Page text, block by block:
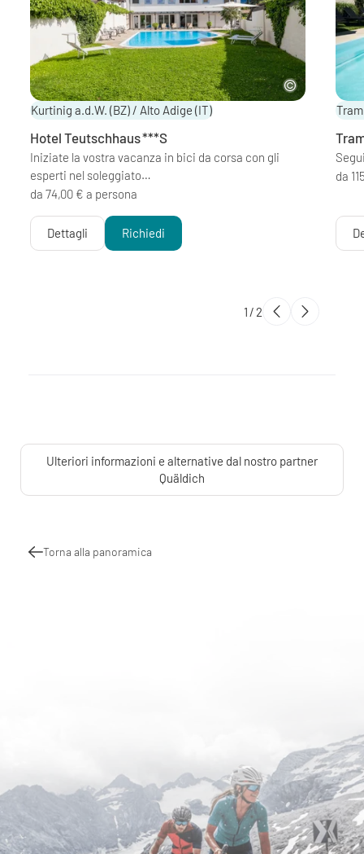
Kurtinig a.d.W. (BZ) / Alto Adige (IT)
Hotel Teutschhaus***S
Iniziate la vostra vacanza in bici da corsa con gli
esperti nel soleggiato…
da 74,00 € a persona
Dettagli Richiedi
da
1 / 2
Ulteriori informazioni e alternative dal nostro partner
Quäldich
Torna alla panoramica